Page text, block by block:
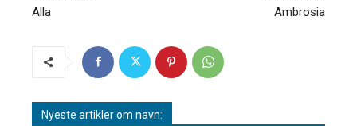
Alla Ambrosia
Nyeste artikler om navn: